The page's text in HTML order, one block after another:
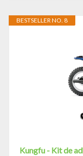
BESTSELLER NO. 8
Kungfu - Kit de